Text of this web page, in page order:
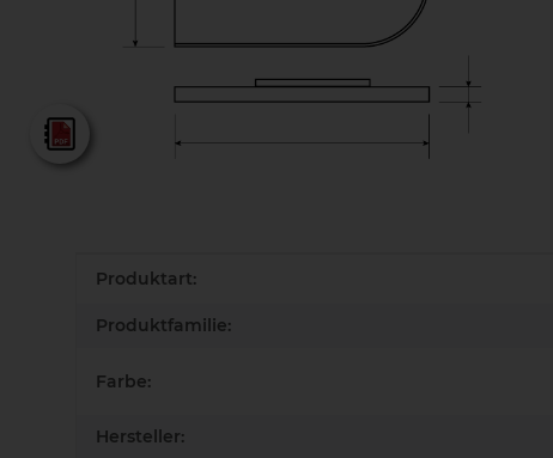
Produkteigenschaft
Wert
Produktart:
Produktfamilie:
Farbe:
Hersteller: